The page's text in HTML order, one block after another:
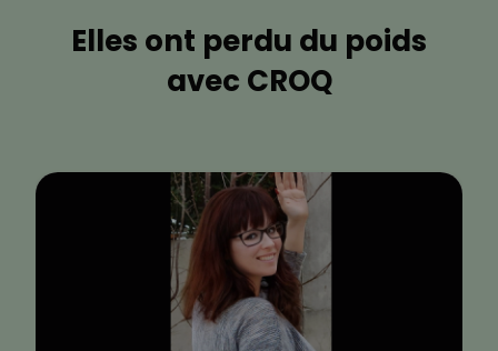
Elles ont perdu du poids
avec CROQ